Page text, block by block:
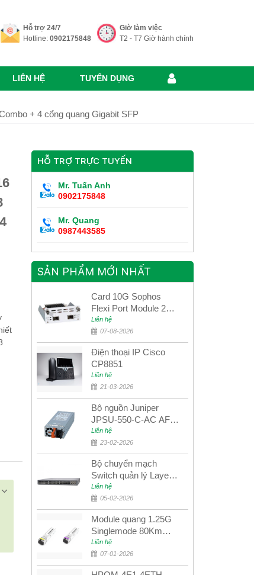
Hỗ trợ 24/7
Hotline: 0902175848
Giờ làm việc
T2 - T7 Giờ hành chính
LIÊN HỆ TUYỂN DỤNG
+ 4 cổng quang Gigabit SFP
HỖ TRỢ TRỰC TUYẾN
Mr. Tuấn Anh
0902175848
Mr. Quang
0987443585
SẢN PHẨM MỚI NHẤT
Card 10G Sophos
Flexi Port Module 2
port 10GbE SFP+
SGMOD2F2PUR
2port 10GbE SFP+
Liên hệ
07-08-2026
Điện thoại IP Cisco
CP8851
Liên hệ
21-03-2026
Bộ nguồn Juniper
JPSU-550-C-AC AFO
nguồn AC công suất
550W dùng cho dòng
switch Juniper
Networks EX4400
Liên hệ
23-02-2026
Bộ chuyển mạch
Switch quản lý Layer 3
Juniper QFX5100-48S
Liên hệ
05-02-2026
Module quang 1.25G
Singlemode 80Km
UPCOM MWS-12-45-
80AD/MWS-12-54-
80BD
Liên hệ
07-01-2026